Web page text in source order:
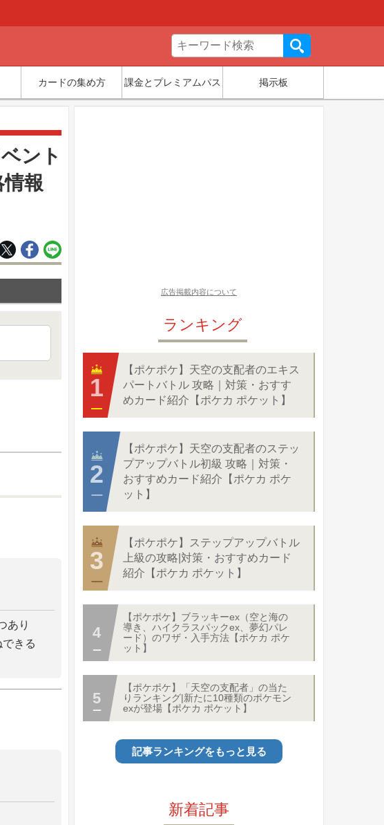
カードの集め方 課金とプレミアムパス 掲示板
ント
報
あり
きる
広告掲載内容について
ランキング
【ポケポケ】天空の支配者のエキス
パートバトル 攻略｜対策・おすす
めカード紹介【ポケカ ポケット】
【ポケポケ】天空の支配者のステッ
プアップバトル初級 攻略｜対策・
おすすめカード紹介【ポケカ ポケ
ット】
【ポケポケ】ステップアップバトル
上級の攻略|対策・おすすめカード
紹介【ポケカ ポケット】
【ポケポケ】ブラッキーex（空と海の
導き、ハイクラスパックex、夢幻パレ
ード）のワザ・入手方法【ポケカ ポケ
ット】
【ポケポケ】「天空の支配者」の当た
りランキング|新たに10種類のポケモン
exが登場【ポケカ ポケット】
記事ランキングをもっと見る
新着記事